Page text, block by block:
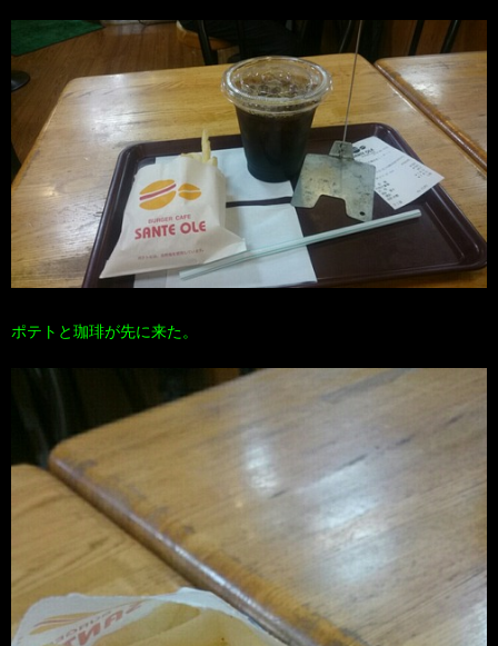
ポテトと珈琲が先に来た。